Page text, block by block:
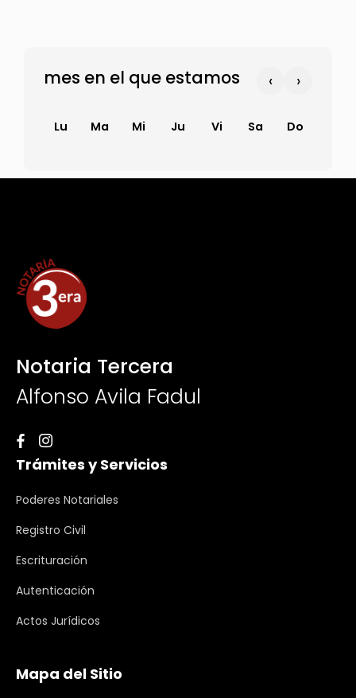
mes en el que estamos ‹ ›
Lu Ma Mi Ju Vi Sa Do
Notaria Tercera
Alfonso Avila Fadul
Trámites y Servicios
Poderes Notariales
Registro Civil
Escrituración
Autenticación
Actos Jurídicos
Mapa del Sitio